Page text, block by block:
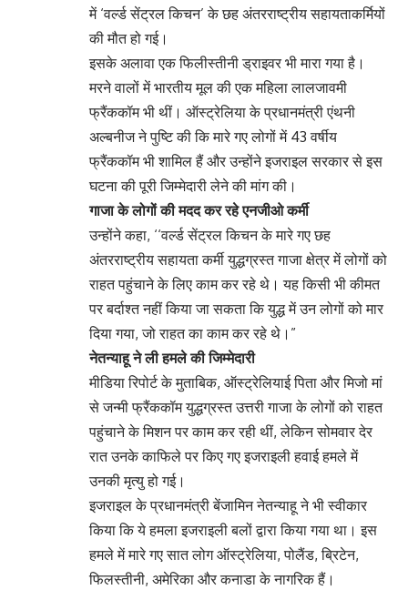
में ‘वर्ल्ड सेंट्रल किचन’ के छह अंतरराष्ट्रीय सहायताकर्मियों
की मौत हो गई।
इसके अलावा एक फिलीस्तीनी ड्राइवर भी मारा गया है।
मरने वालों में भारतीय मूल की एक महिला लालजावमी
फ्रैंककॉम भी थीं। ऑस्ट्रेलिया के प्रधानमंत्री एंथनी
अल्बनीज ने पुष्टि की कि मारे गए लोगों में 43 वर्षीय
फ्रैंककॉम भी शामिल हैं और उन्होंने इजराइल सरकार से इस
घटना की पूरी जिम्मेदारी लेने की मांग की।
गाजा के लोगों की मदद कर रहे एनजीओ कर्मी
उन्होंने कहा, ‘‘वर्ल्ड सेंट्रल किचन के मारे गए छह
अंतरराष्ट्रीय सहायता कर्मी युद्धग्रस्त गाजा क्षेत्र में लोगों को
राहत पहुंचाने के लिए काम कर रहे थे। यह किसी भी कीमत
पर बर्दाश्त नहीं किया जा सकता कि युद्ध में उन लोगों को मार
दिया गया, जो राहत का काम कर रहे थे।”
नेतन्याहू ने ली हमले की जिम्मेदारी
मीडिया रिपोर्ट के मुताबिक, ऑस्ट्रेलियाई पिता और मिजो मां
से जन्मी फ्रैंककॉम युद्धग्रस्त उत्तरी गाजा के लोगों को राहत
पहुंचाने के मिशन पर काम कर रही थीं, लेकिन सोमवार देर
रात उनके काफिले पर किए गए इजराइली हवाई हमले में
उनकी मृत्यु हो गई।
इजराइल के प्रधानमंत्री बेंजामिन नेतन्याहू ने भी स्वीकार
किया कि ये हमला इजराइली बलों द्वारा किया गया था। इस
हमले में मारे गए सात लोग ऑस्ट्रेलिया, पोलैंड, ब्रिटेन,
फिलस्तीनी, अमेरिका और कनाडा के नागरिक हैं।